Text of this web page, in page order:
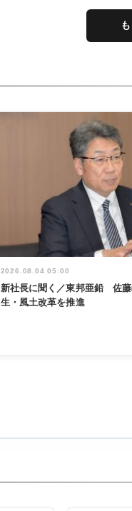
2026.08.04 05:00
新社長に聞く／東邦亜鉛 佐
生・風土改革を推進